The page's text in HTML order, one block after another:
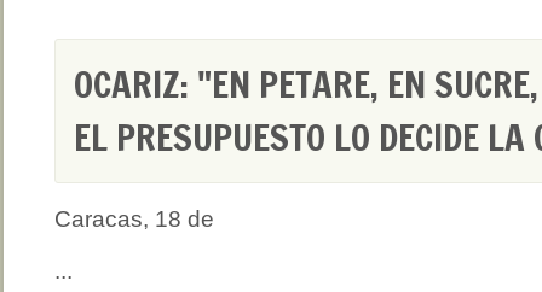
OCARIZ: "EN PETARE, EN SUCRE,
EL PRESUPUESTO LO DECIDE
Caracas, 18 de
...